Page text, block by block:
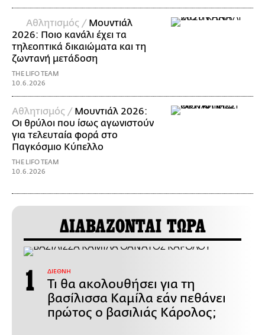
Αθλητισμός / Μουντιάλ
2026: Ποιο κανάλι έχει τα
τηλεοπτικά δικαιώματα και τη
ζωντανή μετάδοση
THE LIFO TEAM
10.6.2026
Αθλητισμός / Μουντιάλ 2026:
Οι θρύλοι που ίσως αγωνιστούν
για τελευταία φορά στο
Παγκόσμιο Κύπελλο
THE LIFO TEAM
10.6.2026
ΔΙΑΒΑΖΟΝΤΑΙ ΤΩΡΑ
ΔΙΕΘΝΗ
Τι θα ακολουθήσει για τη
βασίλισσα Καμίλα εάν πεθάνει
πρώτος ο βασιλιάς Κάρολος;